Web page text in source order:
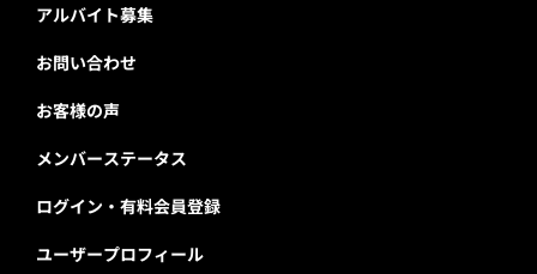
アルバイト募集
お問い合わせ
お客様の声
メンバーステータス
ログイン・有料会員登録
ユーザープロフィール